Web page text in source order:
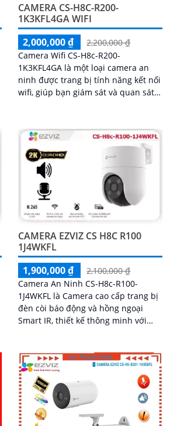
CAMERA CS-H8C-R200-
1K3KFL4GA WIFI
2,000,000 ₫
2,200,000 ₫
Camera Wifi CS-H8c-R200-
1K3KFL4GA là một loại camera an
ninh được trang bị tính năng kết nối
wifi, giúp bạn giám sát và quan sát
lắp đặt ở bất kỳ vị trí nào trong nhà
hoặc ngoài trời
CAMERA EZVIZ CS H8C R100
1J4WKFL
1,900,000 ₫
2,100,000 ₫
Camera An Ninh CS-H8c-R100-
1J4WKFL là Camera cao cấp trang bị
đèn còi báo động và hồng ngoại
Smart IR, thiết kế thông minh với